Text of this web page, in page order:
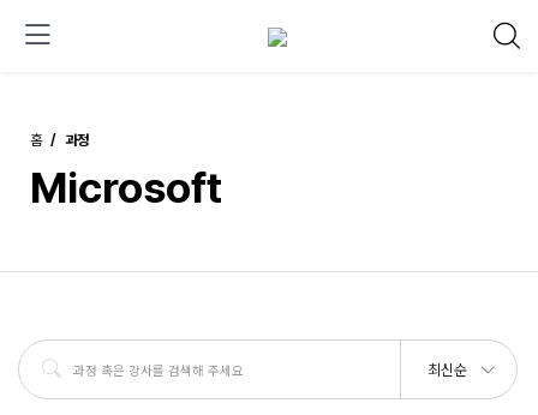
홈 과정
Microsoft
최신순